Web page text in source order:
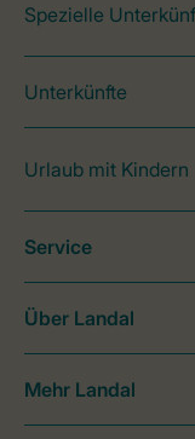
Spezielle
Unterkünfte
Urlaub mit Kindern
Service
Über Landal
Mehr Landal